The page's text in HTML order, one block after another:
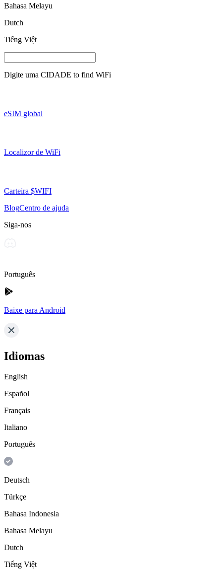
Bahasa Melayu
Dutch
Tiếng Việt
Digite uma CIDADE to find WiFi
eSIM global
Localizor de WiFi
Carteira $WIFI
BlogCentro de ajuda
Siga-nos
Português
Baixe para Android
Idiomas
English
Español
Français
Italiano
Português
Deutsch
Türkçe
Bahasa Indonesia
Bahasa Melayu
Dutch
Tiếng Việt